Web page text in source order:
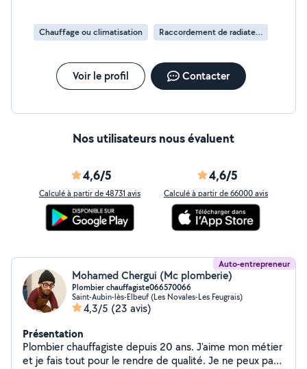
Chauffage ou climatisation Raccordement de radiateur
Voir le profil Contacter
Nos utilisateurs nous évaluent
4,6/5
Calculé à partir de 48731 avis
4,6/5
Calculé à partir de 66000 avis
Auto-entrepreneur
Mohamed Chergui (Mc plomberie)
Plombier chauffagiste066570066
Saint-Aubin-lès-Elbeuf (Les Novales-Les Feugrais)
4,3/5 (23 avis)
Présentation
Plombier chauffagiste depuis 20 ans. J'aime mon métier
et je fais tout pour le rendre de qualité. Je ne peux pas